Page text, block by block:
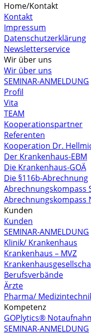
Home/Kontakt
Kontakt
Impressum
Datenschutzerklärung
Newsletterservice
Wir über uns
Wir über uns
SEMINAR-ANMELDUNG
Profil
Vita
TEAM
Kooperationspartner
Referenten
Kooperation Dr.
Der Krankenhaus-EBM
Die Krankenhaus-GOÄ
Die §116b-Abrechnung
Abrechnungskompass
Abrechnungskompass
Kunden
Kunden
SEMINAR-ANMELDUNG
Klinik/ Krankenhaus
Krankenhaus – MVZ
Berufsverbände
Ärzte
Pharma/
Kompetenz
GOPlytics®
SEMINAR-ANMELDUNG